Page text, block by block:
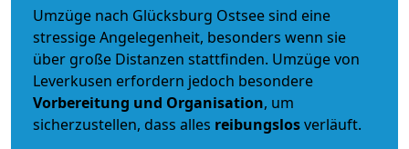
Umzüge nach Glücksburg Ostsee sind eine
stressige Angelegenheit, besonders wenn sie
über große Distanzen stattfinden. Umzüge von
Leverkusen erfordern jedoch besondere
Vorbereitung und Organisation, um
sicherzustellen, dass alles reibungslosverläuft.